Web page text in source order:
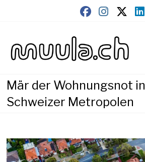
Mär der Wohnungsnot in
Schweizer Metropolen